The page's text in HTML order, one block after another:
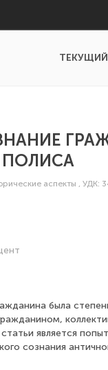
ПОЛИСА
аспекты , УДК:
была
является
сознания